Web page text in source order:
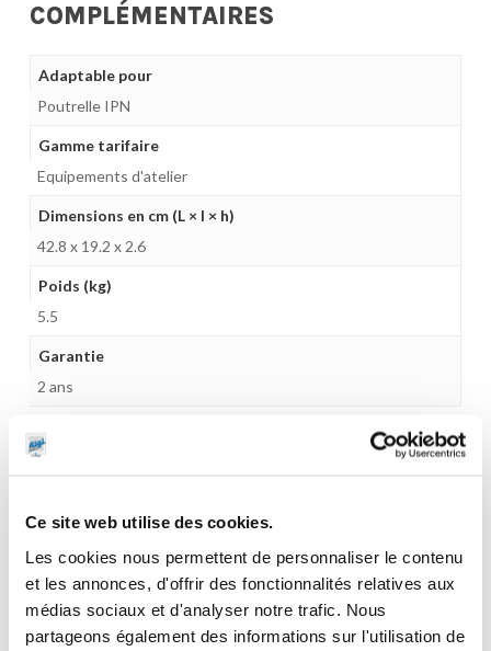
Ce site web utilise des cookies.
Les cookies nous permettent de personnaliser le contenu
et les annonces, d'offrir des fonctionnalités relatives aux
médias sociaux et d'analyser notre trafic. Nous
partageons également des informations sur l'utilisation de
COMPLÉMENTAIRES
Adaptable pour
Poutrelle IPN
Gamme tarifaire
Equipements d'atelier
Dimensions en cm (L × l × h)
42.8 x 19.2 x 2.6
Poids (kg)
5.5
Garantie
2 ans
CES PRODUITS PEUVENT VOUS
INTERESSER